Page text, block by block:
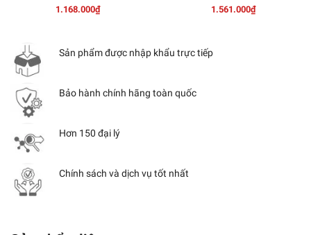
1.168.000₫ 1.561.000₫
Sản phẩm được nhập khẩu trực tiếp
Bảo hành chính hãng toàn quốc
Hơn 150 đại lý
Chính sách và dịch vụ tốt nhất